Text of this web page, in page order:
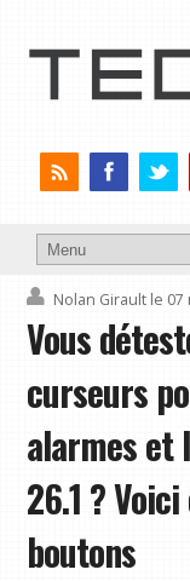
Nolan Girault le 07
Vous
curseurs
alarmes et
26.1 ?
boutons